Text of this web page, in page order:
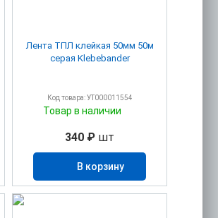
Лента ТПЛ клейкая 50мм 50м
серая Klebebander
Код товара: УТ000011554
Товар в наличии
340 ₽ шт
В корзину